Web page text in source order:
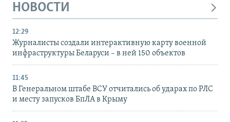
НОВОСТИ
12:29
Журналисты создали интерактивную карту военной
инфраструктуры Беларуси – в ней 150 объектов
11:45
В Генеральном штабе ВСУ отчитались об ударах по РЛС
и месту запусков БпЛА в Крыму